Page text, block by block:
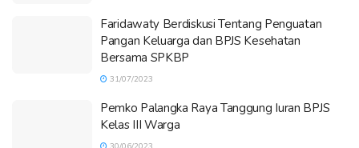
Faridawaty Berdiskusi Tentang Penguatan
Pangan Keluarga dan BPJS Kesehatan
Bersama SPKBP
31/07/2023
Pemko Palangka Raya Tanggung Iuran BPJS
Kelas III Warga